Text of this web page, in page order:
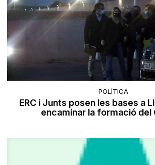
POLÍTICA
ERC i Junts posen les bases a
encaminar la formació del